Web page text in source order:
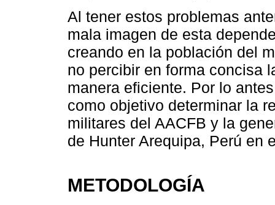
Al tener estos problemas
mala imagen de esta
creando en la población del
no percibir en forma concisa
manera eficiente. Por lo
como objetivo determinar la
militares del AACFB y la
de Hunter Arequipa, Perú en
METODOLOGÍA